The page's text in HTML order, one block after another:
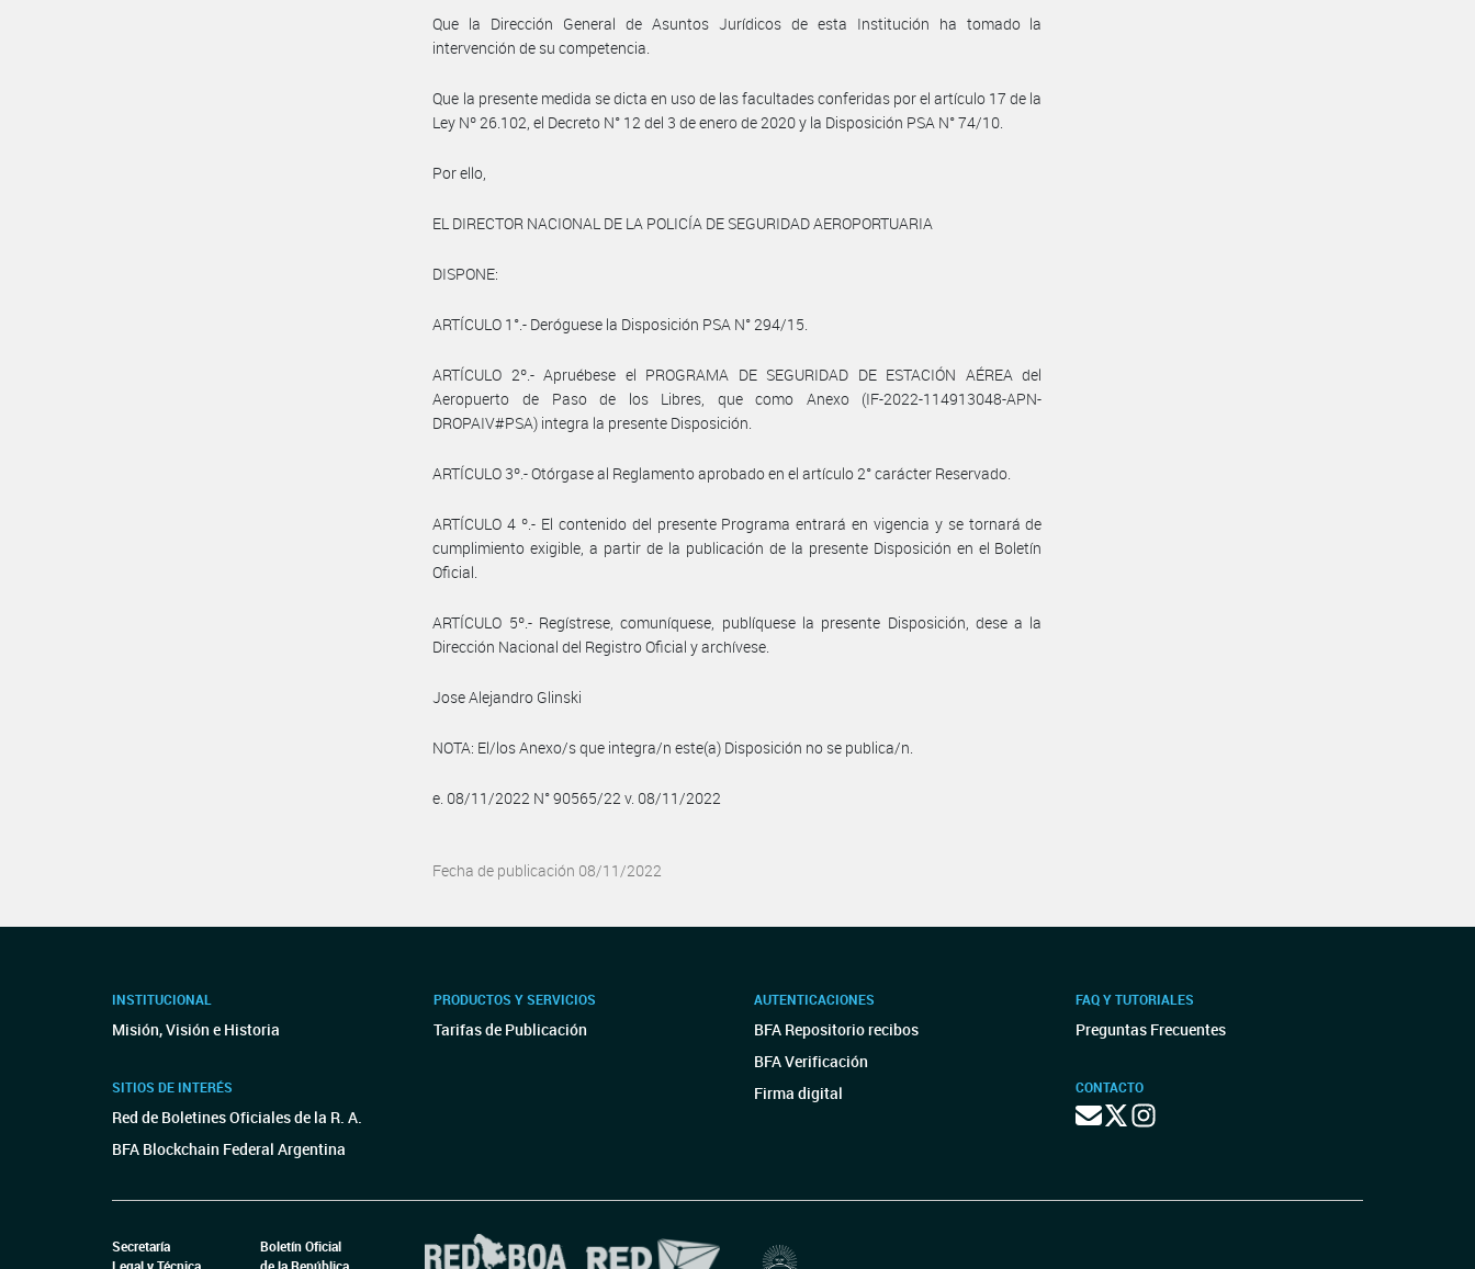
Que la Dirección General de Asuntos Jurídicos de esta Institución ha tomado la
intervención de su competencia.
Que la presente medida se dicta en uso de las facultades conferidas por el artículo 17 de la
Ley Nº 26.102, el Decreto N° 12 del 3 de enero de 2020 y la Disposición PSA N° 74/10.
Por ello,
EL DIRECTOR NACIONAL DE LA POLICÍA DE SEGURIDAD AEROPORTUARIA
DISPONE:
ARTÍCULO 1°.- Deróguese la Disposición PSA N° 294/15.
ARTÍCULO 2º.- Apruébese el PROGRAMA DE SEGURIDAD DE ESTACIÓN AÉREA del
Aeropuerto de Paso de los Libres, que como Anexo (IF-2022-114913048-APN-
DROPAIV#PSA) integra la presente Disposición.
ARTÍCULO 3º.- Otórgase al Reglamento aprobado en el artículo 2° carácter Reservado.
ARTÍCULO 4 º.- El contenido del presente Programa entrará en vigencia y se tornará de
cumplimiento exigible, a partir de la publicación de la presente Disposición en el Boletín
Oficial.
ARTÍCULO 5º.- Regístrese, comuníquese, publíquese la presente Disposición, dese a la
Dirección Nacional del Registro Oficial y archívese.
Jose Alejandro Glinski
NOTA: El/los Anexo/s que integra/n este(a) Disposición no se publica/n.
e. 08/11/2022 N° 90565/22 v. 08/11/2022
Fecha de publicación 08/11/2022
INSTITUCIONAL
Misión, Visión e Historia
SITIOS DE INTERÉS
Red de Boletines Oficiales de la R. A.
BFA Blockchain Federal Argentina
PRODUCTOS Y SERVICIOS
Tarifas de Publicación
AUTENTICACIONES
BFA Repositorio recibos
BFA Verificación
Firma digital
FAQ Y TUTORIALES
Preguntas Frecuentes
CONTACTO
Secretaría
Legal y Técnica
Boletín Oficial